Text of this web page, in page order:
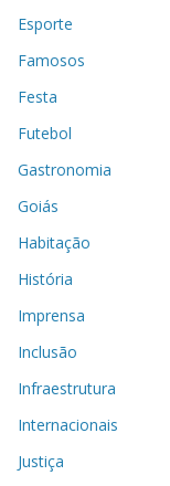
Esporte
Famosos
Festa
Futebol
Gastronomia
Goiás
Habitação
História
Imprensa
Inclusão
Infraestrutura
Internacionais
Justiça